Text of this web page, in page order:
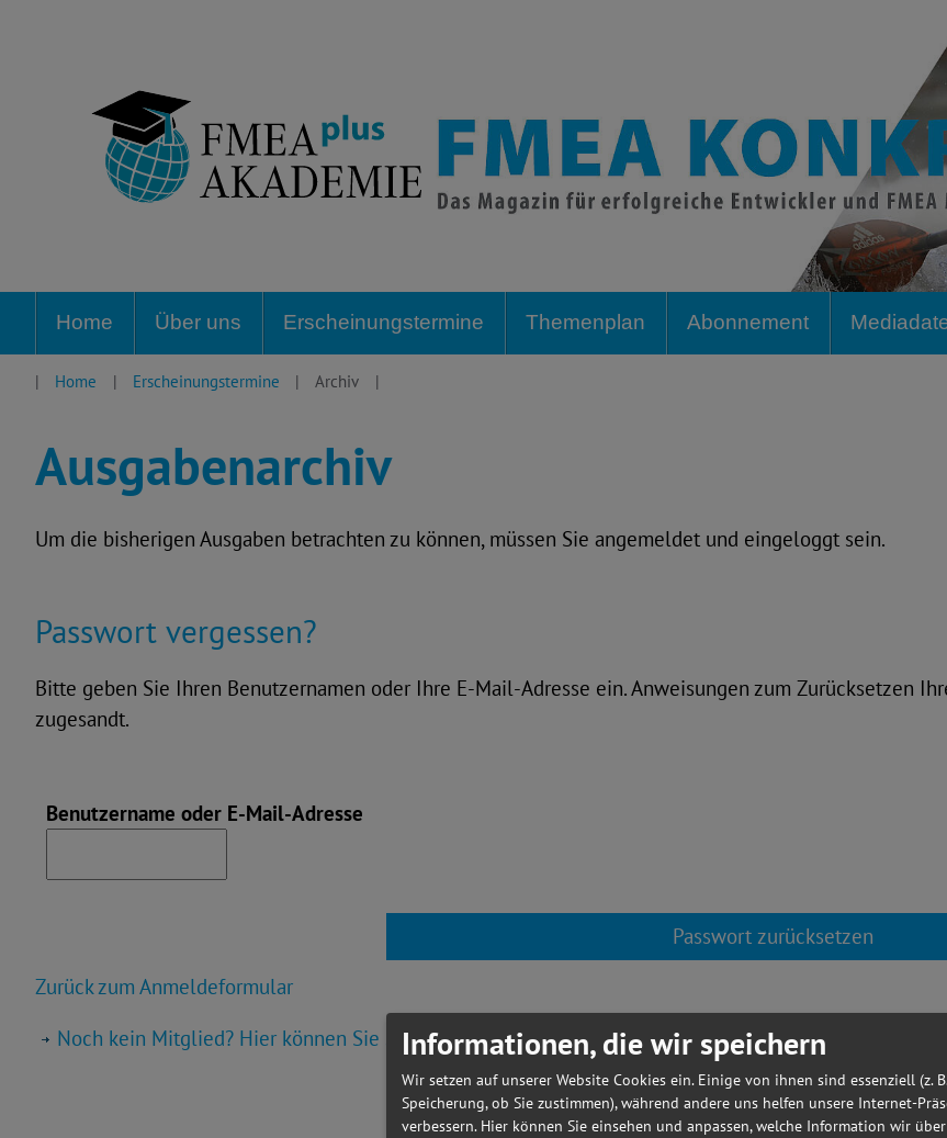
Home Über uns Erscheinungstermine Themenplan Abonnement
Home Erscheinungstermine Archiv
Ausgabenarchiv
Um die bisherigen Ausgaben betrachten zu können, müssen Sie angemeldet und eingeloggt sein.
Passwort vergessen?
Bitte geben Sie Ihren Benutzernamen oder Ihre E-Mail-Adresse ein. Anweisungen zum Zurücksetzen
zugesandt.
Benutzername oder E-Mail-Adresse
Zurück zum Anmeldeformular
Noch kein Mitglied? Hier können Sie sich registrieren.Informationen, die wir speichern
Wir setzen auf unserer Website Cookies ein. Einige von ihnen sind essenziell (z.
Speicherung, ob Sie zustimmen), während andere uns helfen unsere Internet-
verbessern. Hier können Sie einsehen und anpassen, welche Information wir